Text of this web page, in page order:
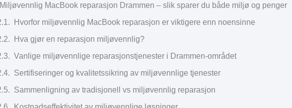
Miljøvennlig MacBook reparasjon Drammen – slik sparer du både miljø og penger
Hvorfor miljøvennlig MacBook reparasjon er viktigere enn noensinne
Hva gjør en reparasjon miljøvennlig?
Vanlige miljøvennlige reparasjonstjenester i Drammen-området
Sertifiseringer og kvalitetssikring av miljøvennlige tjenester
Sammenligning av tradisjonell vs miljøvennlig reparasjon